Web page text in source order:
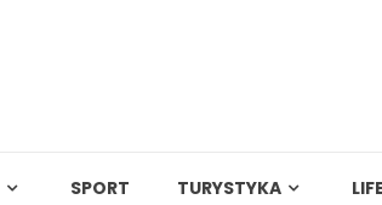
SPORT TURYSTYKA